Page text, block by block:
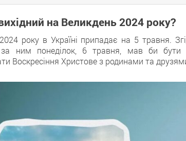
на Великдень 2024 року?
року в Україні припадає на 5 травня.
за ним понеділок, 6 травня, мав би
Воскресіння Христове з родинами та